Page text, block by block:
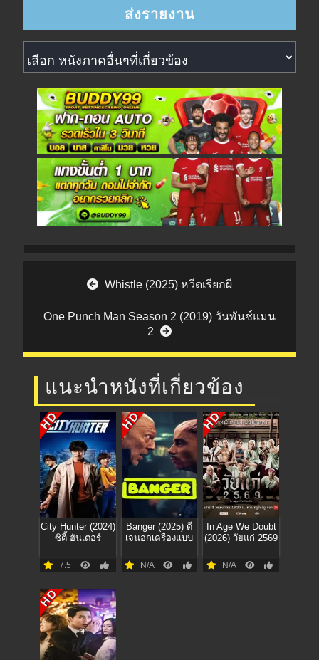
Post navigation
Whistle (2025) หวีดเรียกผี
One Punch Man Season 2 (2019) วันพันช์แมน
2
แนะนำหนังที่เกี่ยวข้อง
HD
City Hunter (2024)
ซิตี้ ฮันเตอร์
7.5
HD
Banger (2025) ดี
เจนอกเครื่องแบบ
N/A
HD
In Age We Doubt
(2026) วัยแก่ 2569
N/A
HD